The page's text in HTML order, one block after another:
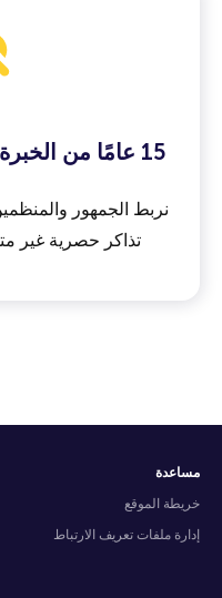
15 عامًا من الخبرة والثقة في سوق التذاكر
نربط الجمهور
تذاكر حصرية غير
مساعدة
خريطة الموقع
إدارة ملفات تعريف الارتباط